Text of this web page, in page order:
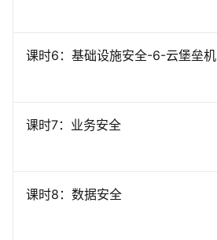
课时6 ： 基础设施安全-6-云堡垒机
课时7： 业务安全
课时8 ： 数据安全